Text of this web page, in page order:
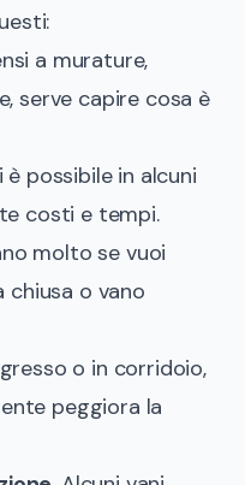
a murature,
serve capire cosa è
è possibile in alcuni
costi e tempi.
molto se vuoi
chiusa o vano
o in corridoio,
peggiora la